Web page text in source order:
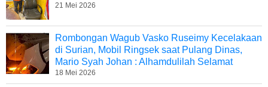
21 Mei 2026
Rombongan Wagub Vasko Ruseimy Kecelakaan
di Surian, Mobil Ringsek saat Pulang Dinas,
Mario Syah Johan : Alhamdulilah Selamat
18 Mei 2026